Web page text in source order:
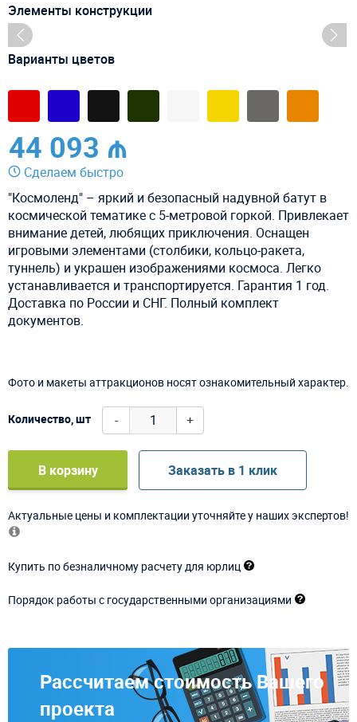
Элементы конструкции
Варианты цветов
44 093 ₼
Сделаем быстро
"Космоленд" – яркий и безопасный надувной батут в
космической тематике с 5-метровой горкой. Привлекает
внимание детей, любящих приключения. Оснащен
игровыми элементами (столбики, кольцо-ракета,
туннель) и украшен изображениями космоса. Легко
устанавливается и транспортируется. Гарантия 1 год.
Доставка по России и СНГ. Полный комплект
документов.
Фото и макеты аттракционов носят ознакомительный характер.
Количество, шт - +
В корзину Заказать в 1 клик
Актуальные цены и комплектации уточняйте у наших экспертов!
Купить по безналичному расчету для юрлиц
Порядок работы с государственными организациями
Рассчитаем стоимость Вашего
проекта